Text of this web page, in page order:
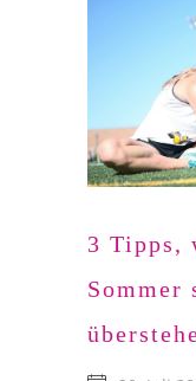
3 Tipps,
Sommer